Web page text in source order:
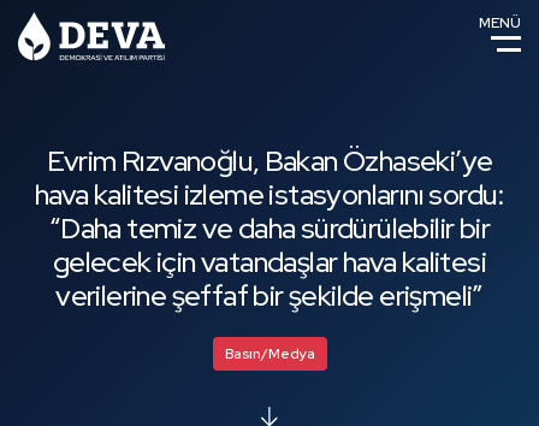
MENÜ
Evrim Rızvanoğlu, Bakan Özhaseki’ye
hava kalitesi izleme istasyonlarını sordu:
“Daha temiz ve daha sürdürülebilir bir
gelecek için vatandaşlar hava kalitesi
verilerine şeffaf bir şekilde erişmeli”
Basın/Medya